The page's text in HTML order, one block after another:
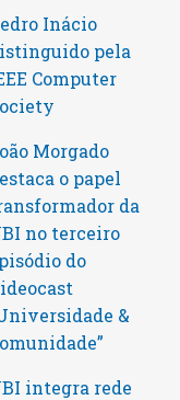
Inácio
pela
Computer
Morgado
o papel
da
no terceiro
do
&
integra rede